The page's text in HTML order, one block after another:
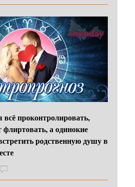
всё проконтролировать,
а одинокие
родственную душу в